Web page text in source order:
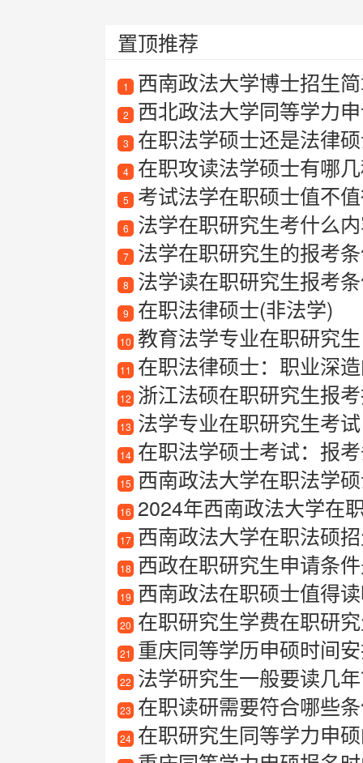
置顶推荐
1 西南政法大学博士招生
2 西北政法大学同等学力
3 在职法学硕士还是法律
4 在职攻读法学硕士有哪
5 考试法学在职硕士值不
6 法学在职研究生考什么
7 法学在职研究生的报考
8 法学读在职研究生报考
9 在职法律硕士(非法学)
10 教育法学专业在职研究生
11 在职法律硕士：职业深
12 浙江法硕在职研究生报考指
13 法学专业在职研究生考试
14 在职法学硕士考试：报
15 西南政法大学在职法学
16 2024年西南政法大学在职研究
17 西南政法大学在职法硕招生简章
18 西政在职研究生申请条
19 西南政法在职硕士值得读吗？全
20 在职研究生学费在职研
21 重庆同等学历申硕时间
22 法学研究生一般要读几
23 在职读研需要符合哪些
24 在职研究生同等学力申